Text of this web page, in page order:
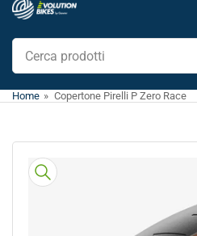
Cerca
prodotti
Home » Copertone Pirelli P Zero Race
direttamente